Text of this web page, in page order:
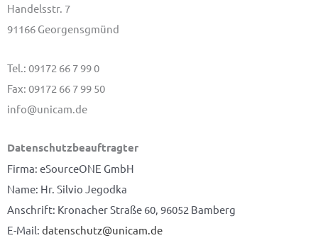
Handelsstr. 7
91166 Georgensgmünd
Tel.: 09172 66 7 99 0
Fax: 09172 66 7 99 50
info@unicam.de
Datenschutzbeauftragter
Firma: eSourceONE GmbH
Name: Hr. Silvio Jegodka
Anschrift: Kronacher Straße 60, 96052 Bamberg
E-Mail: datenschutz@unicam.de